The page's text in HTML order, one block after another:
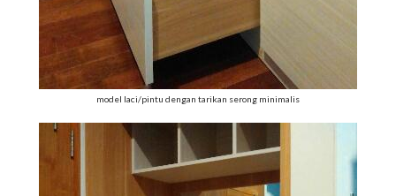
model laci/pintu dengan tarikan serong minimalis